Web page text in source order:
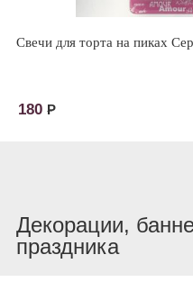
Свечи для торта на пиках
180 Р
Декорации,
праздника